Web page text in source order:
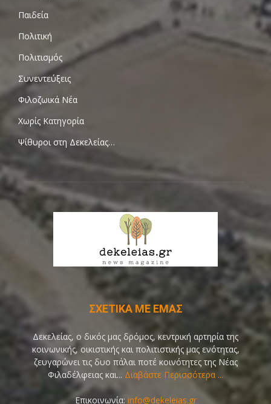
Παιδεία
Πολιτική
Πολιτισμός
Συνεντεύξεις
Φιλοζωικά Νέα
Χωρίς Κατηγορία
Ψίθυροι στη Δεκελείας…
ΣΧΕΤΙΚΑ ΜΕ ΕΜΑΣ
Δεκελείας, ο δικός μας δρόμος, κεντρική αρτηρία της
κοινωνικής, οικιστικής και πολιτιστικής μας ενότητας,
ζευγαρώνει τις δυο πάλαι ποτέ κοινότητες της Νέας
Φιλαδέλφειας και... Διαβάστε Περισσότερα ...
Επικοινωνία: info@dekeleias.gr